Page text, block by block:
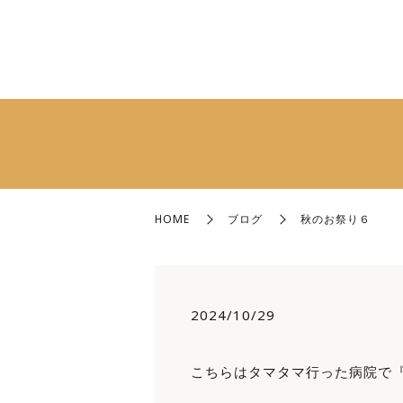
HOME ブログ 秋のお祭り６
2024/10/29
こちらはタマタマ行った病院で